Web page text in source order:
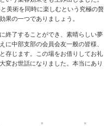
美術を同時に楽しむという究極の贅
果の一つでありましょう。
終了することができ、素晴らしい夢
に中部支部の会員会友一般の皆様、
存じます。この場をお借りしてお礼
変お世話になりました。本当にあり